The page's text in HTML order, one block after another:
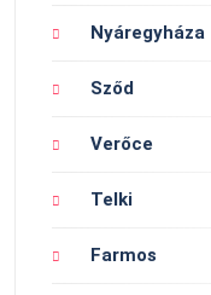
Nyáregyháza
Sződ
Verőce
Telki
Farmos